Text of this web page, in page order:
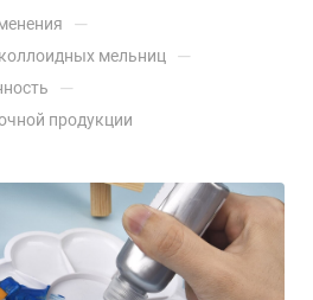
—
мельниц —
—
продукции